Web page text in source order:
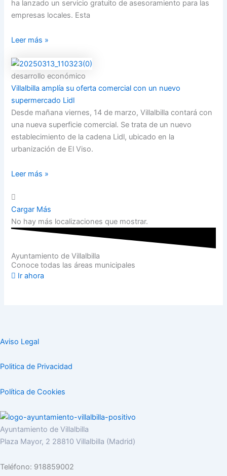
ha lanzado un servicio gratuito de asesoramiento para las
empresas locales. Esta
Leer más »
desarrollo económico
Villalbilla amplía su oferta comercial con un nuevo
supermercado Lidl
Desde mañana viernes, 14 de marzo, Villalbilla contará con
una nueva superficie comercial. Se trata de un nuevo
establecimiento de la cadena Lidl, ubicado en la
urbanización de El Viso.
Leer más »
Cargar Más
No hay más localizaciones que mostrar.
Ayuntamiento de Villalbilla
Conoce todas las áreas municipales
Ir ahora
Aviso Legal
Politica de Privacidad
Política de Cookies
Ayuntamiento de Villalbilla
Plaza Mayor, 2 28810 Villalbilla (Madrid)
Teléfono: 918859002